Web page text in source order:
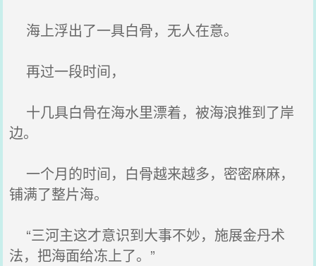
海上浮出了一具白骨，无人在意。
再过一段时间，
十几具白骨在海水里漂着，被海浪推到了岸
边。
一个月的时间，白骨越来越多，密密麻麻，
铺满了整片海。
“三河主这才意识到大事不妙，施展金丹术
法，把海面给冻上了。”